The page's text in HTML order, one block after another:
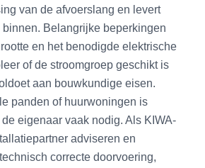
van de afvoerslang en levert
Belangrijke beperkingen
en het benodigde elektrische
of de stroomgroep geschikt is
aan bouwkundige eisen.
panden of huurwoningen is
eigenaar vaak nodig. Als KIWA-
adviseren en
correcte doorvoering,